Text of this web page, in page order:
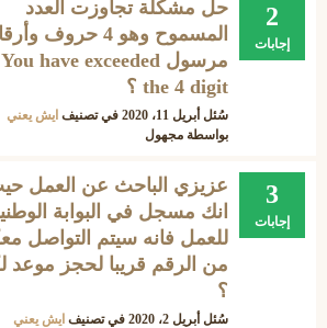
2
إجابات
حل مشكلة تجاوزت العدد
المسموح وهو 4 حروف
مرسول You have exceeded
the 4 digit ؟
سُئل أبريل 11، 2020 في تصنيف ايش يعني
بواسطة مجهول
3
إجابات
عزيزي الباحث عن العمل
انك مسجل في البوابة
للعمل فانه سيتم التواصل
من الرقم قريبا لحجز موعد
؟
سُئل أبريل 2، 2020 في تصنيف ايش يعني